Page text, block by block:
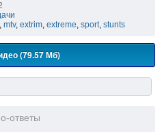
, mtv, extrim, extreme, sport, stunts
(79.57 Мб)
ответы